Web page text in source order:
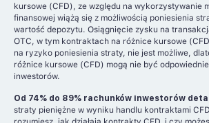
kursowe (CFD), ze względu na wykorzystywanie
finansowej wiążą się z możliwością poniesienia
wartość depozytu. Osiągnięcie zysku na
OTC, w tym kontraktach na różnice kursowe
na ryzyko poniesienia straty, nie jest możliwe,
różnice kursowe (CFD) mogą nie być
inwestorów.
Od 74% do 89% rachunków inwestorów
straty pieniężne w wyniku handlu kontraktami